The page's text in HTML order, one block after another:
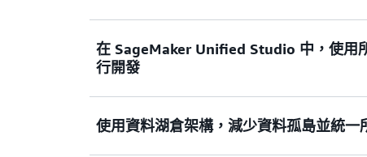
利用一套全面且專為安全性設計的 AI 開發功
AI。在高效能且符合成本效益的基礎設施上訓
使用尖端模型和專屬資料快速建立適合您業務
在 SageMaker Unified Studio 中，使用
行開發
Amazon SageMaker Unified Studio提供了一
使用資料湖倉架構，減少資料孤島並統一